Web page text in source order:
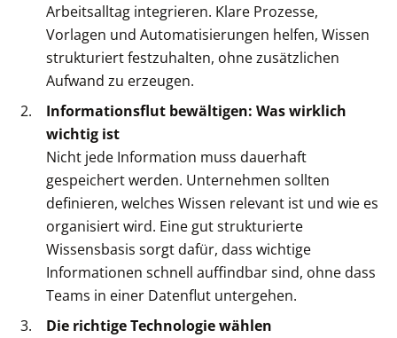
Arbeitsalltag integrieren. Klare Prozesse,
Vorlagen und Automatisierungen helfen, Wissen
strukturiert festzuhalten, ohne zusätzlichen
Aufwand zu erzeugen.
Informationsflut bewältigen: Was wirklich
wichtig ist
Nicht jede Information muss dauerhaft
gespeichert werden. Unternehmen sollten
definieren, welches Wissen relevant ist und wie es
organisiert wird. Eine gut strukturierte
Wissensbasis sorgt dafür, dass wichtige
Informationen schnell auffindbar sind, ohne dass
Teams in einer Datenflut untergehen.
Die richtige Technologie wählen